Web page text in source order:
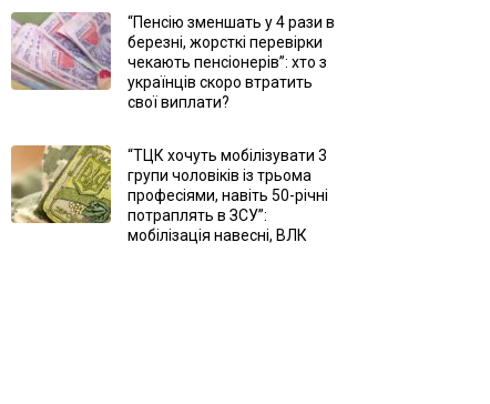
“Пенсію зменшать у 4 рази в
березні, жорсткі перевірки
чекають пенсіонерів”: хто з
українців скоро втратить
свої виплати?
“ТЦК хочуть мобілізувати 3
групи чоловіків із трьома
професіями, навіть 50-річні
потраплять в ЗСУ”:
мобілізація навесні, ВЛК